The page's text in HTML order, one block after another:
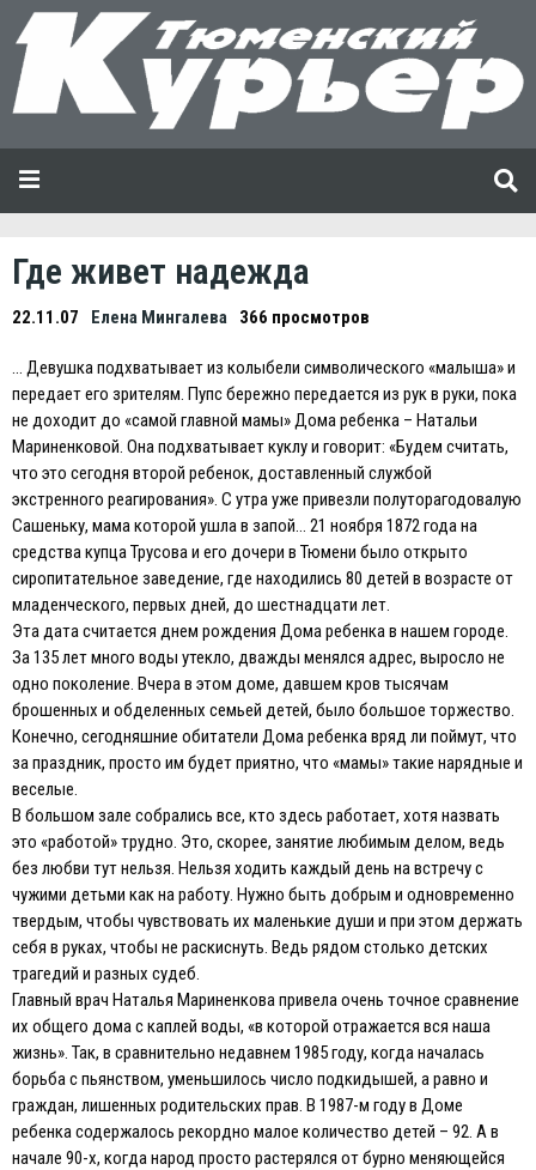
Где живет надежда
22.11.07 Елена Мингалева 366 просмотров
… Девушка подхватывает из колыбели символического «малыша» и
передает его зрителям. Пупс бережно передается из рук в руки, пока
не доходит до «самой главной мамы» Дома ребенка – Натальи
Мариненковой. Она подхватывает куклу и говорит: «Будем считать,
что это сегодня второй ребенок, доставленный службой
экстренного реагирования». С утра уже привезли полуторагодовалую
Сашеньку, мама которой ушла в запой… 21 ноября 1872 года на
средства купца Трусова и его дочери в Тюмени было открыто
сиропитательное заведение, где находились 80 детей в возрасте от
младенческого, первых дней, до шестнадцати лет.
Эта дата считается днем рождения Дома ребенка в нашем городе.
За 135 лет много воды утекло, дважды менялся адрес, выросло не
одно поколение. Вчера в этом доме, давшем кров тысячам
брошенных и обделенных семьей детей, было большое торжество.
Конечно, сегодняшние обитатели Дома ребенка вряд ли поймут, что
за праздник, просто им будет приятно, что «мамы» такие нарядные и
веселые.
В большом зале собрались все, кто здесь работает, хотя назвать
это «работой» трудно. Это, скорее, занятие любимым делом, ведь
без любви тут нельзя. Нельзя ходить каждый день на встречу с
чужими детьми как на работу. Нужно быть добрым и одновременно
твердым, чтобы чувствовать их маленькие души и при этом держать
себя в руках, чтобы не раскиснуть. Ведь рядом столько детских
трагедий и разных судеб.
Главный врач Наталья Мариненкова привела очень точное сравнение
их общего дома с каплей воды, «в которой отражается вся наша
жизнь». Так, в сравнительно недавнем 1985 году, когда началась
борьба с пьянством, уменьшилось число подкидышей, а равно и
граждан, лишенных родительских прав. В 1987-м году в Доме
ребенка содержалось рекордно малое количество детей – 92. А в
начале 90-х, когда народ просто растерялся от бурно меняющейся